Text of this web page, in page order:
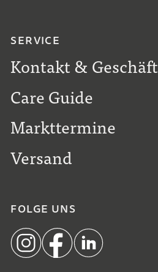
SERVICE
Kontakt & Geschäft
Care Guide
Markttermine
Versand
FOLGE UNS